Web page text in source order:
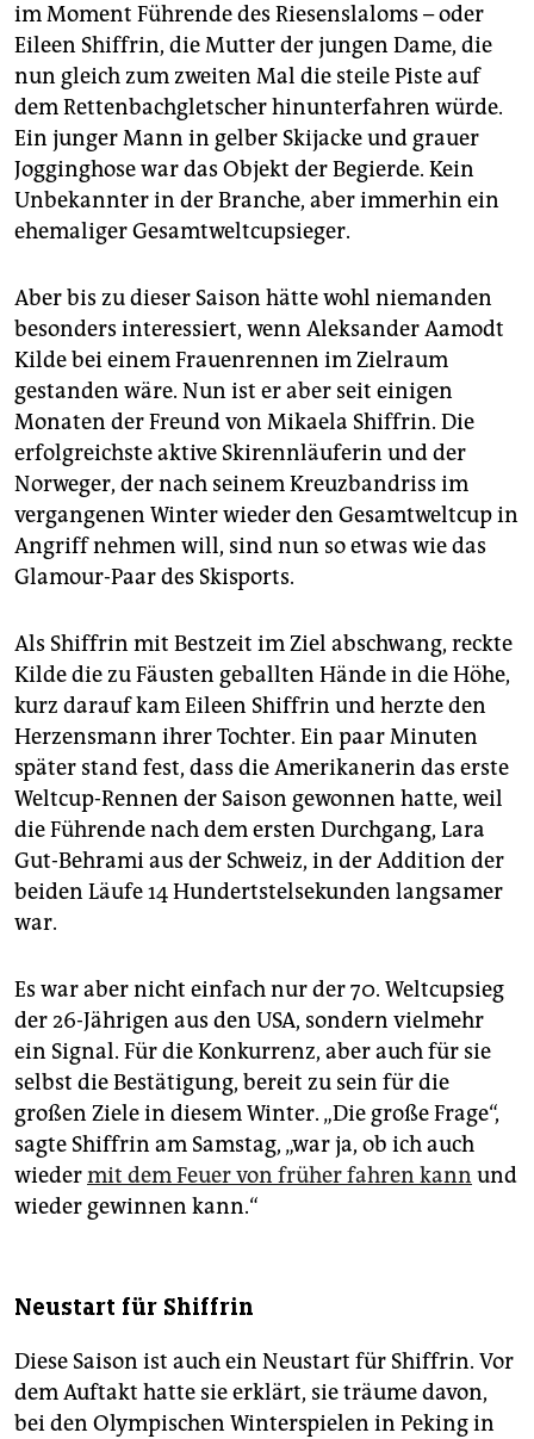
genossenschaft
epaper login
im Moment Führende des Riesenslaloms – oder
Eileen Shiffrin, die Mutter der jungen Dame, die
nun gleich zum zweiten Mal die steile Piste auf
dem Rettenbachgletscher hinunterfahren würde.
Ein junger Mann in gelber Skijacke und grauer
Jogginghose war das Objekt der Begierde. Kein
Unbekannter in der Branche, aber immerhin ein
ehemaliger Gesamtweltcupsieger.
Aber bis zu dieser Saison hätte wohl niemanden
besonders interessiert, wenn Aleksander Aamodt
Kilde bei einem Frauenrennen im Zielraum
gestanden wäre. Nun ist er aber seit einigen
Monaten der Freund von Mikaela Shiffrin. Die
erfolgreichste aktive Skirennläuferin und der
Norweger, der nach seinem Kreuzbandriss im
vergangenen Winter wieder den Gesamtweltcup in
Angriff nehmen will, sind nun so etwas wie das
Glamour-Paar des Skisports.
Als Shiffrin mit Bestzeit im Ziel abschwang, reckte
Kilde die zu Fäusten geballten Hände in die Höhe,
kurz darauf kam Eileen Shiffrin und herzte den
Herzensmann ihrer Tochter. Ein paar Minuten
später stand fest, dass die Amerikanerin das erste
Weltcup-Rennen der Saison gewonnen hatte, weil
die Führende nach dem ersten Durchgang, Lara
Gut-Behrami aus der Schweiz, in der Addition der
beiden Läufe 14 Hundertstelsekunden langsamer
war.
Es war aber nicht einfach nur der 70. Weltcupsieg
der 26-Jährigen aus den USA, sondern vielmehr
ein Signal. Für die Konkurrenz, aber auch für sie
selbst die Bestätigung, bereit zu sein für die
großen Ziele in diesem Winter. „Die große Frage“,
sagte Shiffrin am Samstag, „war ja, ob ich auch
wiedermit dem Feuer von früher fahren kann und
wieder gewinnen kann.“
Neustart für Shiffrin
Diese Saison ist auch ein Neustart für Shiffrin. Vor
dem Auftakt hatte sie erklärt, sie träume davon,
bei den Olympischen Winterspielen in Peking in